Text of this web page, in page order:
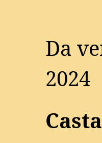
Da
2024